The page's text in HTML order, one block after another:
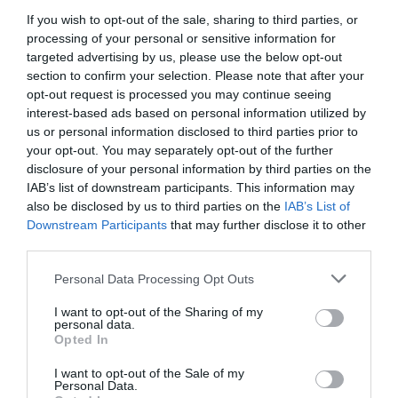
If you wish to opt-out of the sale, sharing to third parties, or
processing of your personal or sensitive information for
targeted advertising by us, please use the below opt-out
section to confirm your selection. Please note that after your
opt-out request is processed you may continue seeing
interest-based ads based on personal information utilized by
us or personal information disclosed to third parties prior to
your opt-out. You may separately opt-out of the further
disclosure of your personal information by third parties on the
IAB’s list of downstream participants. This information may
also be disclosed by us to third parties on the IAB’s List of
Downstream Participants that may further disclose it to other
Please note that this website/app uses one or more Google
not limited to your visit or usage behaviour. You may click to
grant or deny consent to Google and its third-party tags to
use your data for below specified purposes in below Google
consent section.
Personal Data Processing Opt Outs
I want to opt-out of the Sharing of my
personal data.
Opted In
I want to opt-out of the Sale of my
Personal Data.
mājinieki
“Būs smaga spēle!” Balcers skaidro,
kam Latvijas izlasei jāgatavojas
ceturtdaļfināla cīņā pret Norvēģiju
Hokeja nometnes lietā aizturēts
treneris – Valsts policija uzskata, ka
cietušo varētu būt vairāk